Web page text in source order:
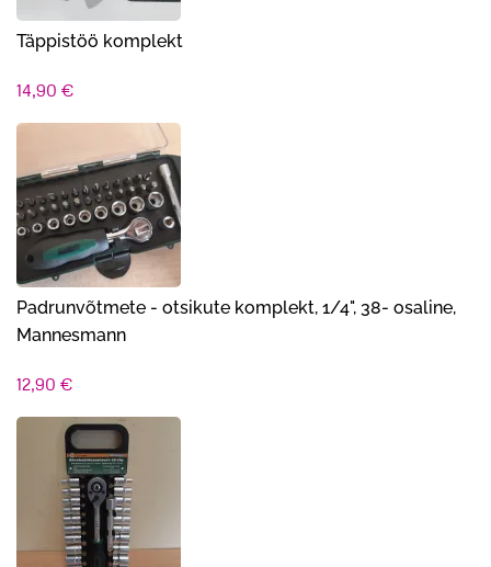
Täppistöö komplekt
14,90 €
Padrunvõtmete - otsikute komplekt, 1/4", 38- osaline,
Mannesmann
12,90 €